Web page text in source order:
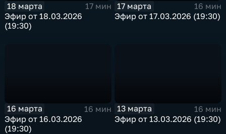
18 марта
17 мин
Эфир от 18.03.2026
(19:30)
17 марта
16 мин
Эфир от 17.03.2026 (19:30)
16 марта
16 мин
Эфир от 16.03.2026
(19:30)
13 марта
16 мин
Эфир от 13.03.2026 (19:30)